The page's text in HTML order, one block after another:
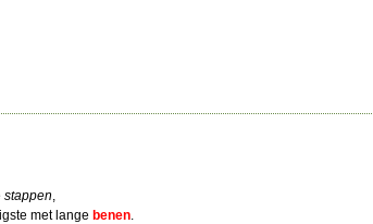
stappen
met lange benen.